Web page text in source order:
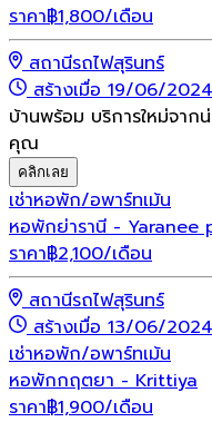
ราคา฿1,800/เดือน
สถานีรถไฟสุรินทร์
สร้างเมื่อ 19/06/2024
บ้านพร้อม บริการใหม่จา
คุณ
คลิกเลย
เช่าหอพัก/อพาร์ทเม้น
หอพักย่ารานี - Yaranee
ราคา฿2,100/เดือน
สถานีรถไฟสุรินทร์
สร้างเมื่อ 13/06/2024
เช่าหอพัก/อพาร์ทเม้น
หอพักกฤตยา - Krittiya
ราคา฿1,900/เดือน